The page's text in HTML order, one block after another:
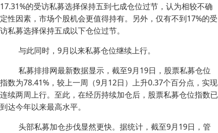
17.31%的受访私募选择保持五到七成仓位过节，认为相较不确
定性因素，市场个股机会更值得持有。另外，仅有不到17%的受
访私募选择保持五成以下仓位过节。
与此同时，9月以来私募仓位继续上行。
私募排排网最新数据显示，截至9月19日，股票私募仓位
指数为78.41%，较上一周（9月12日）上升0.37个百分点，实现
连续两周上行。至此，在经历持续加仓后，股票私募仓位指数已
到达今年以来最高水平。
头部私募加仓步伐显然更快。据统计，截至9月19日，管